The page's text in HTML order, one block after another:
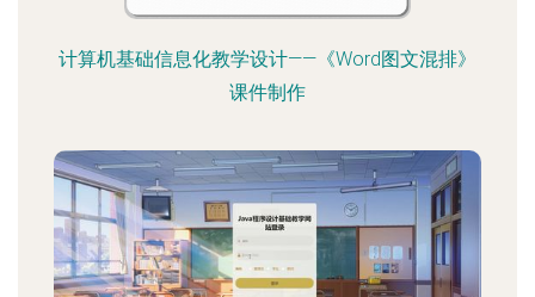
计算机基础信息化教学设计——《Word图文混排》
课件制作